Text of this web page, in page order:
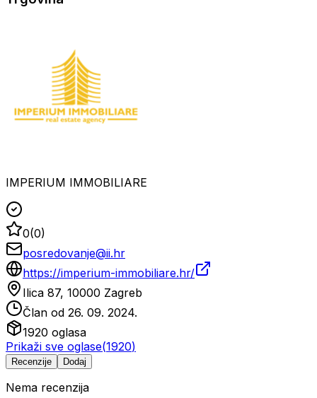
IMPERIUM IMMOBILIARE
0(0)
posredovanje@ii.hr
https://imperium-immobiliare.hr/
Ilica 87, 10000 Zagreb
Član od 26. 09. 2024.
1920 oglasa
Prikaži sve oglase(1920)
Recenzije Dodaj
Nema recenzija